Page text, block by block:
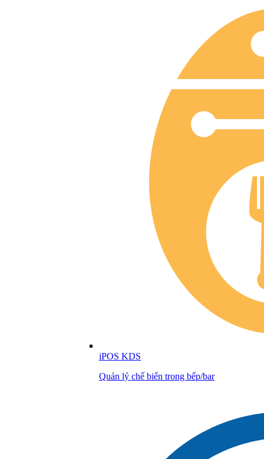
iPOS KDS
Quản lý chế biến trong bếp/bar